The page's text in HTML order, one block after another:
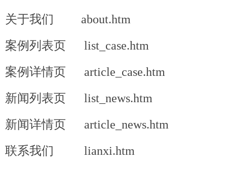
关于我们 about.htm
案例列表页 list_case.htm
案例详情页 article_case.htm
新闻列表页 list_news.htm
新闻详情页 article_news.htm
联系我们 lianxi.htm